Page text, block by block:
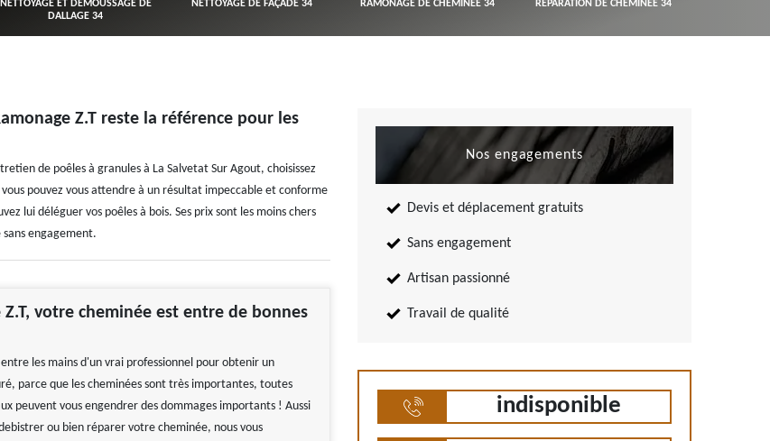
NETTOYAGE ET DÉMOUSSAGE DE
DALLAGE 34
NETTOYAGE DE FAÇADE 34 RAMONAGE DE CHEMINÉE 34 RÉPARATION DE CHEMINÉE 34
Z.T reste la référence pour les
de poêles à granules à La Salvetat Sur Agout, choisissez
pouvez vous attendre à un résultat impeccable et conforme
lui déléguer vos poêles à bois. Ses prix sont les moins chers
engagement.
Z.T, votre cheminée est entre de bonnes
les mains d'un vrai professionnel pour obtenir un
parce que les cheminées sont très importantes, toutes
peuvent vous engendrer des dommages importants ! Aussi
ou bien réparer votre cheminée, nous vous
Nos engagements
Devis et déplacement gratuits
Sans engagement
Artisan passionné
Travail de qualité
indisponible